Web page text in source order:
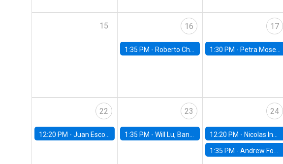
15 16
1:35 PM - Roberto Chang, Rutgers University
17
1:30 PM - Petra Moser, NYU Stern
22
12:20 PM - Juan Escobar, Universidad de Chile
23
1:35 PM - Will Lu, Banco Central de Chile
24
12:20 PM - Nicolas Inostroza, Rotman School of Management, University of Toronto
1:35 PM -Andrew Foster, Brown University